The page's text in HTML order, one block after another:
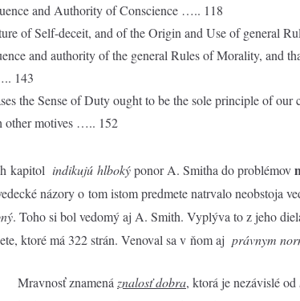
and Authority of Conscience ….. 118
of Self-deceit, and of the Origin and Use of general
and authority of the general Rules of Morality, and
143
the Sense of Duty ought to be the sole principle of our
other motives ….. 152
kapitol indikujú hlbokýponor A. Smitha do problémov
názory o tom istom predmete natrvalo neobstoja
. Toho si bol vedomý aj A. Smith. Vyplýva to z jeho
ktoré má 322 strán. Venoval sa v ňom aj právnym
Mravnosť znamenáznalosť dobra, ktorá je nezávislé od